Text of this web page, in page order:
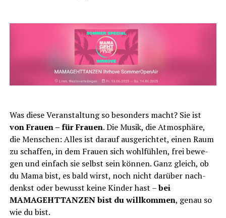
Was die­se Ver­an­stal­tung so beson­ders macht? Sie ist
von Frau­en – für Frau­en. Die Musik, die Atmo­sphä­re,
die Men­schen: Alles ist dar­auf aus­ge­rich­tet, einen Raum
zu schaf­fen, in dem Frau­en sich wohl­füh­len, frei bewe­
gen und ein­fach sie selbst sein kön­nen. Ganz gleich, ob
du Mama bist, es bald wirst, noch nicht dar­über nach­
denkst oder bewusst kei­ne Kin­der hast –bei
MAMAGEHTTANZEN bist du will­kom­men, genau so
wie du bist.